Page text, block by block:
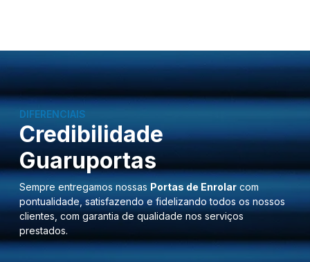
DIFERENCIAIS
Credibilidade
Guaruportas
Sempre entregamos nossas Portas de Enrolar com
pontualidade, satisfazendo e fidelizando todos os nossos
clientes, com garantia de qualidade nos serviços
prestados.